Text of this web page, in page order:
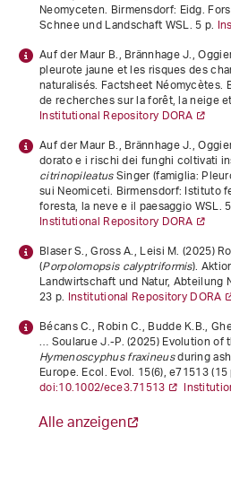
Neomyceten. Birmensdorf: Eidg.
Schnee und Landschaft WSL. 5 p.
Auf der Maur B., Brännhage J.,
pleurote jaune et les risques des
naturalisés. Factsheet Néomycètes.
de recherches sur la forêt, la neige
Institutional Repository DORA
Auf der Maur B., Brännhage J.,
dorato e i rischi dei funghi coltivati
citrinopileatusSinger (famiglia:
sui Neomiceti. Birmensdorf: Istituto
foresta, la neve e il paesaggio WSL.
Institutional Repository DORA
Blaser S., Gross A., Leisi M. (2025)
(Porpolomopsis calyptriformis).
Landwirtschaft und Natur, Abteilung
23 p. Institutional Repository DORA
Bécans C., Robin C., Budde K.B.,
… Soularue J.‐P. (2025) Evolution
Hymenoscyphus fraxineusduring
Europe. Ecol. Evol. 15(6), e71513
doi:10.1002/ece3.71513
Alle anzeigen